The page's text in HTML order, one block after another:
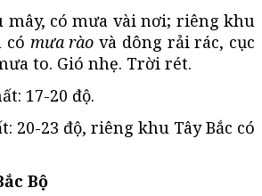
mây, có mưa vài nơi; riêng khu
có mưa rào và dông rải rác, cục
to. Gió nhẹ. Trời rét.
17-20 độ.
20-23 độ, riêng khu Tây Bắc có
Bộ